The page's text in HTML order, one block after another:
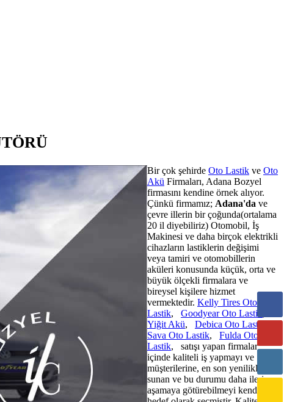
Bir çok şehirde Oto Lastik ve Oto
Akü Firmaları, Adana Bozyel
firmasını kendine örnek alıyor.
Çünkü firmamız; Adana'da ve
çevre illerin bir çoğunda(ortalama
20 il diyebiliriz) Otomobil, İş
Makinesi ve daha birçok elektrikli
cihazların lastiklerin değişimi
veya tamiri ve otomobillerin
aküleri konusunda küçük, orta ve
büyük ölçekli firmalara ve
bireysel kişilere hizmet
vermektedir. Kelly Tires Oto
Lastik, Goodyear Oto Lastik
Yiğit Akü, Debica Oto Lastik
Sava Oto Lastik, Fulda Oto
Lastik, satışı yapan firmalar
içinde kaliteli iş yapmayı ve
müşterilerine, en son yenilikleri
sunan ve bu durumu daha ileri
aşamaya götürebilmeyi kendisine